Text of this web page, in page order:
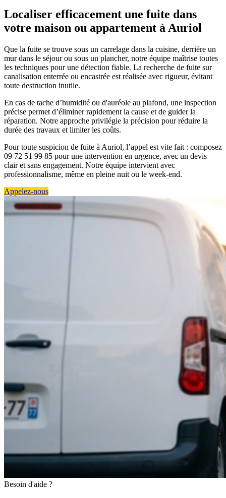
Localiser efficacement une fuite dans
votre maison ou appartement à Auriol
Que la fuite se trouve sous un carrelage dans la cuisine, derrière un
mur dans le séjour ou sous un plancher, notre équipe maîtrise toutes
les techniques pour une détection fiable. La recherche de fuite sur
canalisation enterrée ou encastrée est réalisée avec rigueur, évitant
toute destruction inutile.
En cas de tache d’humidité ou d'auréole au plafond, une inspection
précise permet d’éliminer rapidement la cause et de guider la
réparation. Notre approche privilégie la précision pour réduire la
durée des travaux et limiter les coûts.
Pour toute suspicion de fuite à Auriol, l’appel est vite fait : composez
09 72 51 99 85 pour une intervention en urgence, avec un devis
clair et sans engagement. Notre équipe intervient avec
professionnalisme, même en pleine nuit ou le week-end.
Appelez-nous
Besoin d'aide ?